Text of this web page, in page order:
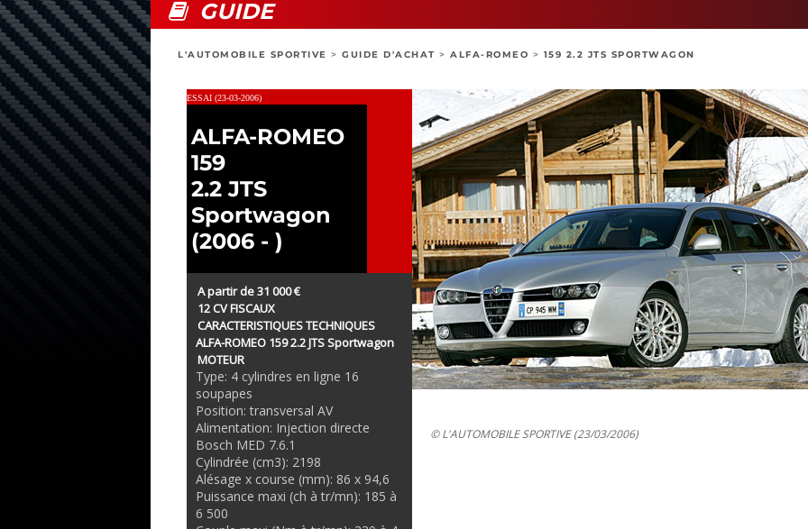
GUIDE
L'AUTOMOBILE SPORTIVE > GUIDE D'ACHAT > ALFA-ROMEO > 159 2.2 JTS SPORTWAGON
ESSAI (23-03-2006)
ALFA-ROMEO
159
2.2 JTS
Sportwagon
(2006 - )
A partir de 31 000 €
12 CV FISCAUX
CARACTERISTIQUES TECHNIQUES
ALFA-ROMEO 159 2.2 JTS Sportwagon
MOTEUR
Type: 4 cylindres en ligne 16
soupapes
Position: transversal AV
Alimentation: Injection directe
Bosch MED 7.6.1
Cylindrée (cm3): 2198
Alésage x course (mm): 86 x 94,6
Puissance maxi (ch à tr/mn): 185 à
6 500
© L'AUTOMOBILE SPORTIVE (23/03/2006)